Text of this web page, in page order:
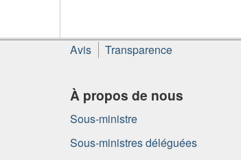
À
propos
ce
site
Avis Transparence
À propos de nous
Sous-ministre
Sous-ministres déléguées